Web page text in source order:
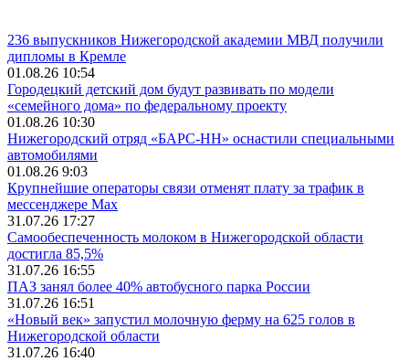
236 выпускников Нижегородской академии МВД получили
дипломы в Кремле
01.08.26 10:54
Городецкий детский дом будут развивать по модели
«семейного дома» по федеральному проекту
01.08.26 10:30
Нижегородский отряд «БАРС-НН» оснастили специальными
автомобилями
01.08.26 9:03
Крупнейшие операторы связи отменят плату за трафик в
мессенджере Max
31.07.26 17:27
Самообеспеченность молоком в Нижегородской области
достигла 85,5%
31.07.26 16:55
ПАЗ занял более 40% автобусного парка России
31.07.26 16:51
«Новый век» запустил молочную ферму на 625 голов в
Нижегородской области
31.07.26 16:40